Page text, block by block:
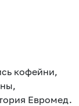
кофейни,
Евромед.